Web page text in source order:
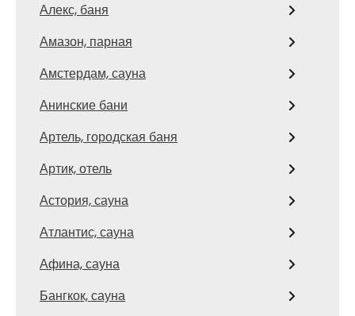
Алекс, баня
Амазон, парная
Амстердам, сауна
Анинские бани
Артель, городская баня
Артик, отель
Астория, сауна
Атлантис, сауна
Афина, сауна
Бангкок, сауна